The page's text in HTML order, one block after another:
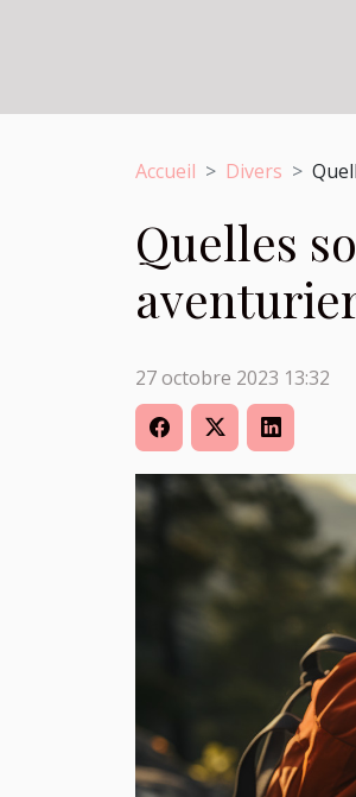
Accueil Divers
Quelles
27 octobre 2023 13:32